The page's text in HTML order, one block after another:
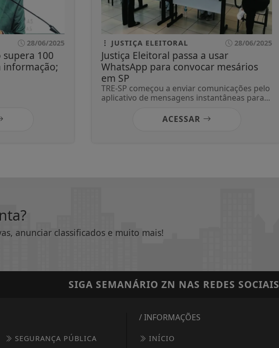
28/06/2025
100
informação;
JUSTIÇA ELEITORAL 28/06/2025
Justiça Eleitoral passa a usar
WhatsApp para convocar mesários
em SP
TRE-SP começou a enviar comunicações pelo
aplicativo de mensagens instantâneas para...
ACESSAR
anunciar classificados e muito mais!
SIGA SEMANÁRIO ZN NAS REDES SOCIAIS
SEGURANÇA PÚBLICA
/ INFORMAÇÕES
INÍCIO